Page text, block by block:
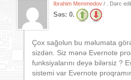
Ibrahim Memmedov / . Dərc
Səs: 0.
Çox sağolun bu məlumata
sizdən. Siz mənə Evernote
funksiyalarını deyə bilərsiz ?
sistemi var Evernote